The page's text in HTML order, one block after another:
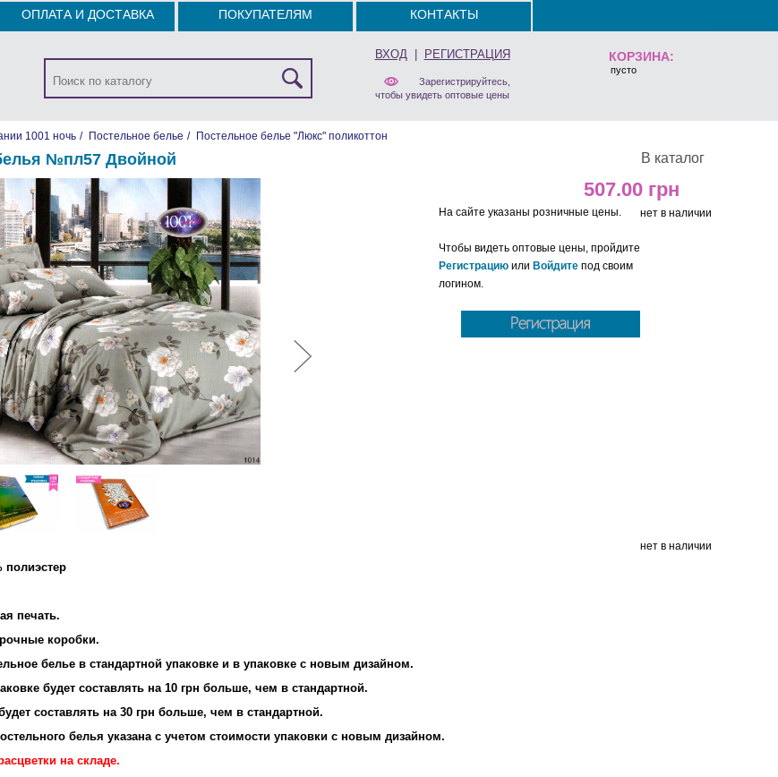
КОРЗИНА:
пусто
ОПЛАТА И ДОСТАВКА ПОКУПАТЕЛЯМ КОНТАКТЫ
ВХОД| РЕГИСТРАЦИЯ
Зарегистрируйтесь,
чтобы увидеть оптовые цены
1001 ночь / Постельное белье / Постельное белье "Люкс" поликоттон
В каталог
№пл57 Двойной
507.00
нет в наличии
На сайте указаны розничные цены.
Чтобы видеть оптовые цены, пройдите
Регистрацию или Войдите под своим
логином.
нет в наличии
полиэстер
95 г/м2
печать.
коробки.
белье в стандартной упаковке и в упаковке с новым дизайном.
будет составлять на 10 грн больше, чем в стандартной.
составлять на 30 грн больше, чем в стандартной.
белья указана с учетом стоимости упаковки с новым дизайном.
на складе.